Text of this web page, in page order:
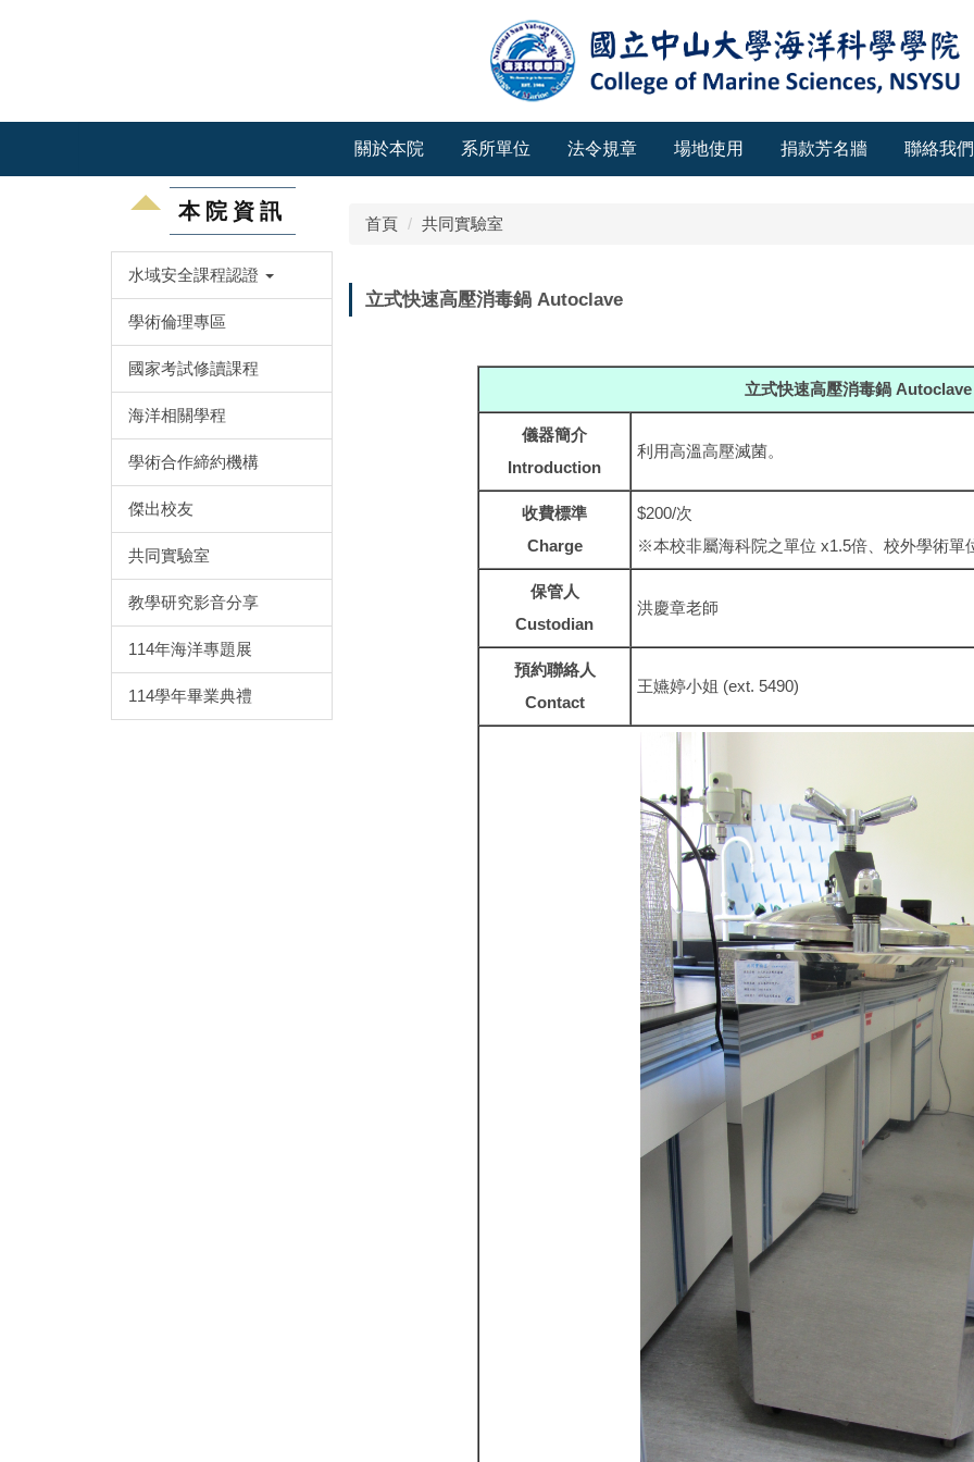
關於本院 系所單位 法令規章 場地使用 捐款芳名牆 聯絡我們
本院資訊
水域安全課程認證
學術倫理專區
國家考試修讀課程
海洋相關學程
學術合作締約機構
傑出校友
共同實驗室
教學研究影音分享
114年海洋專題展
114學年畢業典禮
首頁 共同實驗室
立式快速高壓消毒鍋 Autoclave
立式快速高壓消毒鍋 Autoclave
儀器簡介
Introduction
利用高溫高壓滅菌。
收費標準
Charge
$200/次
※本校非屬海科院之單位 x1.5倍、校外學術單
保管人
Custodian
洪慶章老師
預約聯絡人
Contact
王嬿婷小姐 (ext. 5490)